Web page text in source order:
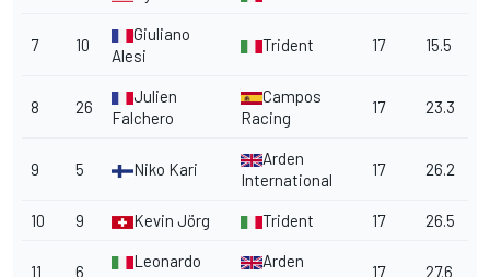
7 10
Giuliano
Alesi
Trident 17 15.5
8 26
Julien
Falchero
Campos
Racing
17 23.3
9 5 Niko Kari
Arden
International
17 26.2
10 9 Kevin Jörg Trident 17 26.5
11 6
Leonardo
Arden
17 27.6